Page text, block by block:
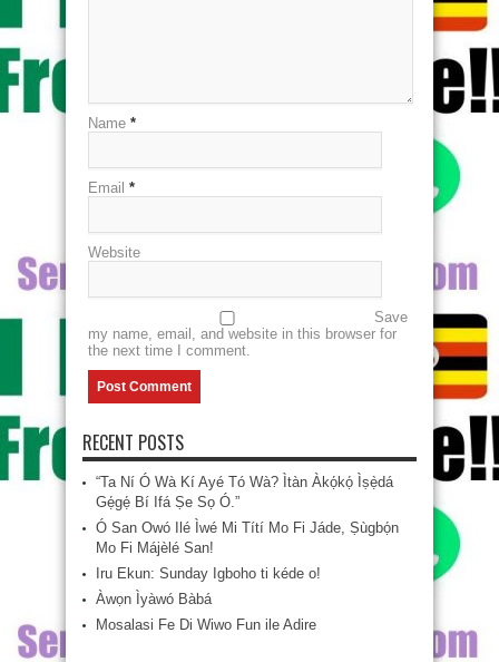
Name *
Email *
Website
Save
my name, email, and website in this browser for
the next time I comment.
RECENT POSTS
“Ta Ní Ó Wà Kí Ayé Tó Wà? Ìtàn Àkọ́kọ́ Ìṣẹ̀dá
Gẹ́gẹ́ Bí Ifá Ṣe Sọ Ó.”
Ó San Owó Ilé Ìwé Mi Títí Mo Fi Jáde, Ṣùgbọ́n
Mo Fi Májèlé San!
Iru Ekun: Sunday Igboho ti kéde o!
Àwọn Ìyàwó Bàbá
Mosalasi Fe Di Wiwo Fun ile Adire